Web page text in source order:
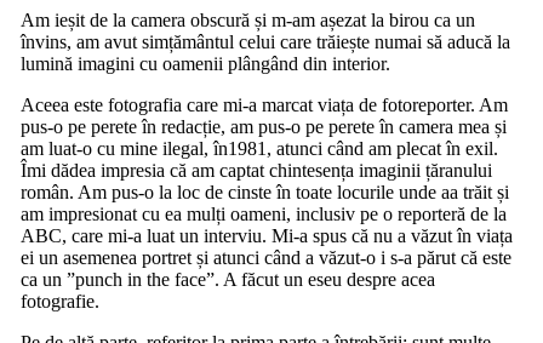
Am ieșit de la camera obscură și m-am așezat la birou ca un
învins, am avut simțământul celui care trăiește numai să aducă la
lumină imagini cu oamenii plângând din interior.
Aceea este fotografia care mi-a marcat viața de fotoreporter. Am
pus-o pe perete în redacție, am pus-o pe perete în camera mea și
am luat-o cu mine ilegal, în1981, atunci când am plecat în exil.
Îmi dădea impresia că am captat chintesența imaginii țăranului
român. Am pus-o la loc de cinste în toate locurile unde aa trăit și
am impresionat cu ea mulți oameni, inclusiv pe o reporteră de la
ABC, care mi-a luat un interviu. Mi-a spus că nu a văzut în viața
ei un asemenea portret și atunci când a văzut-o i s-a părut că este
ca un ”punch in the face”. A făcut un eseu despre acea
fotografie.